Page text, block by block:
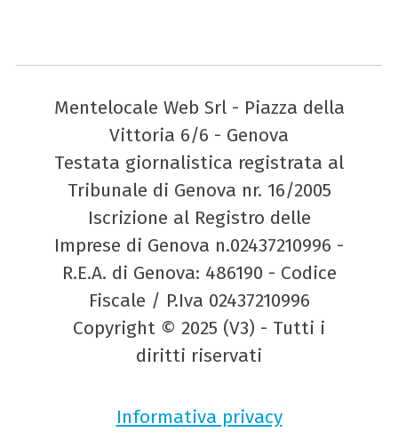
Mentelocale Web Srl - Piazza della
Vittoria 6/6 - Genova
Testata giornalistica registrata al
Tribunale di Genova nr. 16/2005
Iscrizione al Registro delle
Imprese di Genova n.02437210996 -
R.E.A. di Genova: 486190 - Codice
Fiscale / P.Iva 02437210996
Copyright © 2025 (V3) - Tutti i
diritti riservati
Informativa privacy